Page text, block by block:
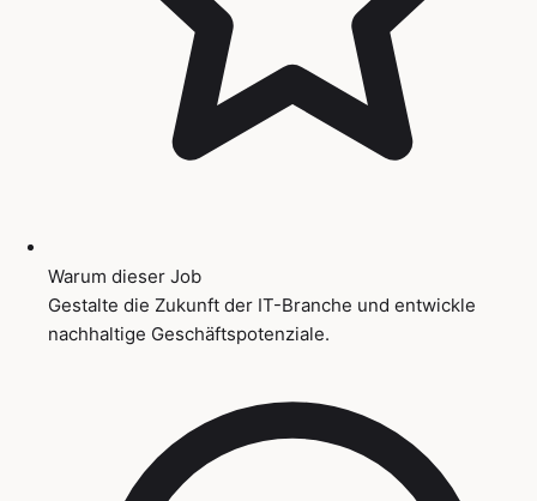
Warum dieser Job
Gestalte die Zukunft der IT-Branche und entwickle
nachhaltige Geschäftspotenziale.